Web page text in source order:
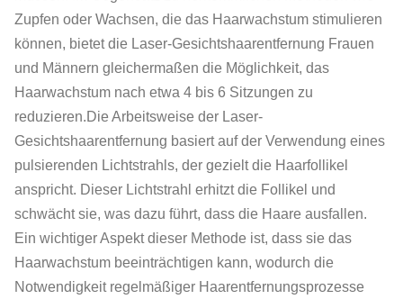
Zupfen oder Wachsen, die das Haarwachstum stimulieren
können, bietet die Laser-Gesichtshaarentfernung Frauen
und Männern gleichermaßen die Möglichkeit, das
Haarwachstum nach etwa 4 bis 6 Sitzungen zu
reduzieren.Die Arbeitsweise der Laser-
Gesichtshaarentfernung basiert auf der Verwendung eines
pulsierenden Lichtstrahls, der gezielt die Haarfollikel
anspricht. Dieser Lichtstrahl erhitzt die Follikel und
schwächt sie, was dazu führt, dass die Haare ausfallen.
Ein wichtiger Aspekt dieser Methode ist, dass sie das
Haarwachstum beeinträchtigen kann, wodurch die
Notwendigkeit regelmäßiger Haarentfernungsprozesse